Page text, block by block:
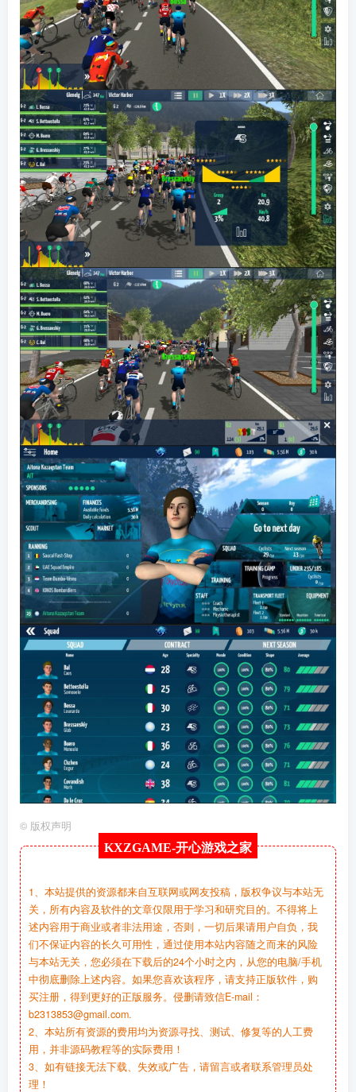
© 版权声明
KXZGAME-开心游戏之家
1、本站提供的资源都来自互联网或网友投稿，版权争议与本站无
关，所有内容及软件的文章仅限用于学习和研究目的。不得将上
述内容用于商业或者非法用途，否则，一切后果请用户自负，我
们不保证内容的长久可用性，通过使用本站内容随之而来的风险
与本站无关，您必须在下载后的24个小时之内，从您的电脑/手机
中彻底删除上述内容。如果您喜欢该程序，请支持正版软件，购
买注册，得到更好的正版服务。侵删请致信E-mail：
b2313853@gmail.com.
2、本站所有资源的费用均为资源寻找、测试、修复等的人工费
用，并非源码教程等的实际费用！
3、如有链接无法下载、失效或广告，请留言或者联系管理员处
理！